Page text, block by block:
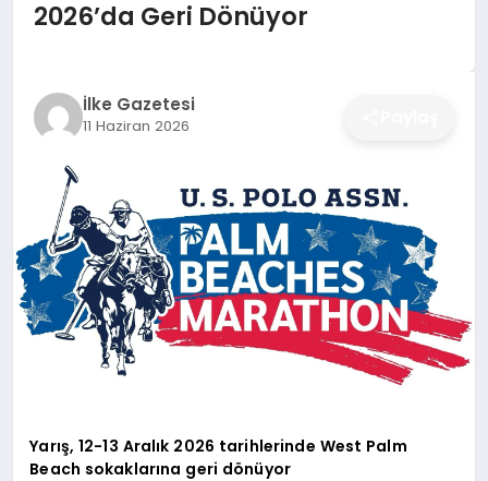
DÜNYA
EĞITIM
2026’da Geri Dönüyor
İlke Gazetesi
11 Haziran 2026
Yarış, 12-13 Aralık 2026 tarihlerinde West Palm
Beach sokaklarına geri dönüyor